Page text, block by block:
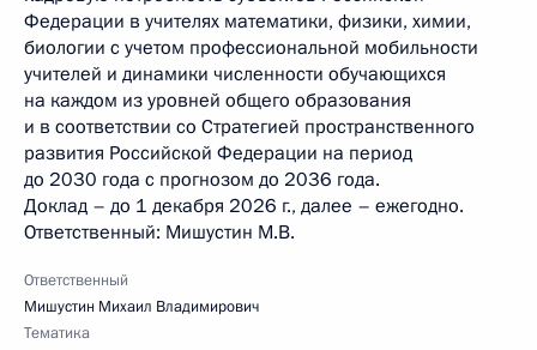
Федерации в учителях математики, физики, химии,
биологии с учетом профессиональной мобильности
учителей и динамики численности обучающихся
на каждом из уровней общего образования
и в соответствии со Стратегией пространственного
развития Российской Федерации на период
до 2030 года с прогнозом до 2036 года.
Доклад – до 1 декабря 2026 г., далее – ежегодно.
Ответственный: Мишустин М.В.
Ответственный
Мишустин Михаил Владимирович
Тематика